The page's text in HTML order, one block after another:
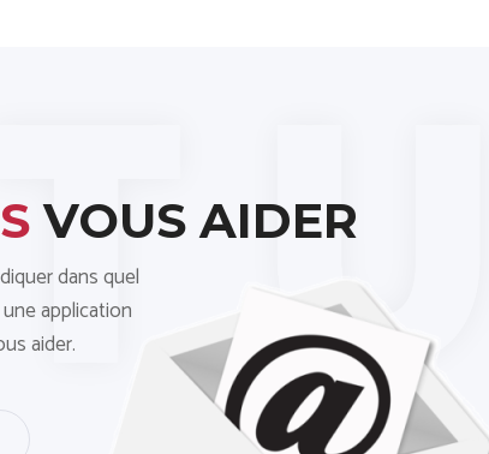
VOUS AIDER
dans quel
application
aider.